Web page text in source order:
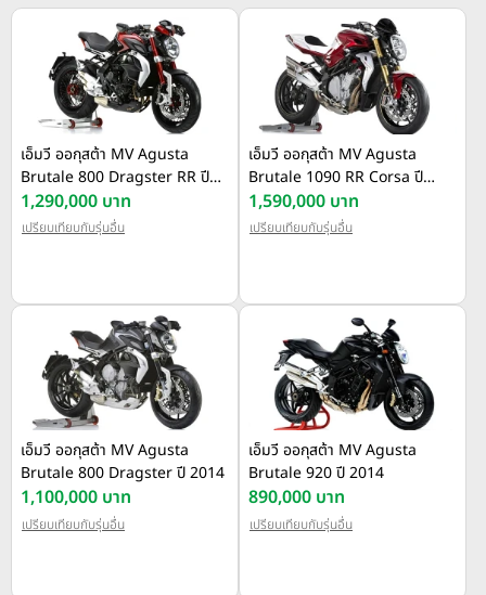
เอ็มวี ออกุสต้า MV Agusta
Brutale 800 Dragster RR ปี
2015
1,290,000 บาท
เปรียบเทียบกับรุ่นอื่น
เอ็มวี ออกุสต้า MV Agusta
Brutale 1090 RR Corsa ปี
2014
1,590,000 บาท
เปรียบเทียบกับรุ่นอื่น
เอ็มวี ออกุสต้า MV Agusta
Brutale 800 Dragster ปี 2014
1,100,000 บาท
เปรียบเทียบกับรุ่นอื่น
เอ็มวี ออกุสต้า MV Agusta
Brutale 920 ปี 2014
890,000 บาท
เปรียบเทียบกับรุ่นอื่น